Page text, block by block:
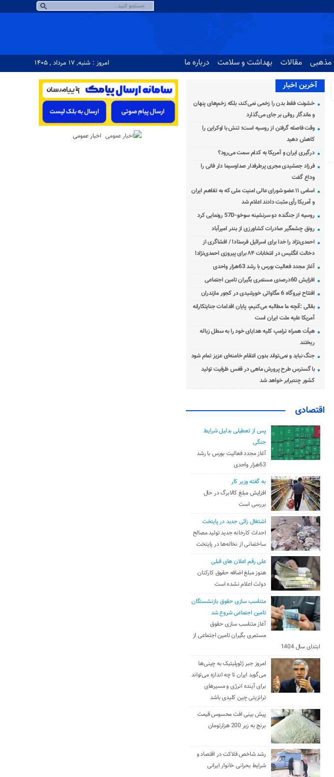
مذهبی مقالات بهداشت و سلامت درباره ما امروز : شنبه, ۱۷ مرداد , ۱۴۰۵
آخرین اخبار
خشونت فقط بدن را زخمی نمی‌کند، بلکه زخم‌های پنهان
و ماندگار روانی بر جای می‌گذارد
وقت فاصله گرفتن از روسیه است؛ تنش با اوکراین را
کاهش دهید
درگیری ایران و آمریکا به کدام سمت می‌رود؟
فرزاد جمشیدی مجری پرطرفدار صداوسیما دار فانی را
وداع گفت
اسامی ۱۱ عضو شورای عالی امنیت ملی که به تفاهم ایران
و آمریکا رأی مثبت دادند اعلام شد
روسیه از جنگنده دو سرنشینه سوخو-57D رونمایی کرد
رونق چشمگیر صادرات کشاورزی از بندر امیرآباد
احمدی‌نژاد را خدا برای اسرائیل فرستاد! / افشاگری از
دخالت انگلیس در انتخابات ۸۴ برای پیروزی احمدی‌نژاد!
آغاز مجدد فعالیت بورس با رشد 63هزار واحدی
افزایش 60درصدی مستمری بگیران تامین اجتماعی
افتتاح نیروگاه 6 مگاواتی خورشیدی در کجور مازندران
بقائی :آنچه ما مطالبه می‌کنیم، پایان اقدامات جنایتکارانه
آمریکا علیه ملت ایران است
هیأت همراه ترامپ کلیه هدایای خود را به سطل زباله
ریختند
جنگ نباید و نمی‌تواند بدون انتقام خامنه‌ای عزیز تمام شود
با گسترس طرح پرورش ماهی در قفس ظرفیت تولید
کشور چندبرابر خواهد شد
اقتصادی
پس از تعطیلی بدلیل شرایط
جنگی
آغاز مجدد فعالیت بورس با رشد
63هزار واحدی
به گفته وزیر کار
افزایش مبلغ کالابرگ در حال
بررسی است
اشتغال زائی جدید در پایتخت
احداث کارخانه جدید تولید مصالح
ساختمانی از نخاله‌ها در پایتخت
علی رقم اعلان های قبلی
هنوز مبلغ اضافه حقوق کارکنان
دولت اعلام نشده است
متناسب سازی حقوق بازنشستگان
تامین اجتماعی شروع شد
آغاز متناسب سازی حقوق
مستمری بگیران تامین اجتماعی از
ابتدای سال 1404
امروز جبر ژئوپلیتیک به چینی‌ها
می‌گوید ایران تا چه اندازه می‌تواند
برای آینده انرژی و مسیرهای
ترانزیتی چین کلیدی باشد
پیش بینی افت محسوس قیمت
برنج به زیر 200 هزارتومان
رشد شاخص فلاکت در اقتصاد و
شرایط بحرانی خانوار ایرانی
اخبار عمومی